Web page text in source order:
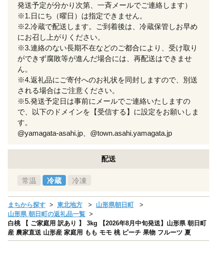
発送予定が分かり次第、一斉メールでご連絡します）
※1.日にち（曜日）は指定できません。
※2.冷蔵で配送します。ご到着後は、冷蔵保管しお早め
にお召し上がりください。
※3.連絡のない長期不在などのご都合により、受け取り
ができず腐敗等が進んだ場合には、再配送はできませ
ん。
※4.返礼品にご寄付へのお礼状を同封しますので、別送
される場合はご注意ください。
※5.発送予定日は事前にメールでご連絡いたしますの
で、以下のドメインを【受信する】に設定をお願いしま
す。
@yamagata-asahi.jp、@town.asahi.yamagata.jp
配送
常温 冷蔵 冷凍
まちから探す 東北地方
山形県朝日町
山形県 朝日町の返礼品一覧
白桃 【 ご家庭用 訳あり 】 3kg 【2026年8月中旬発送】山形県 朝日町
産 農家直送 山形産 家庭用 もも モモ 桃 ピーチ 果物 フルーツ 夏